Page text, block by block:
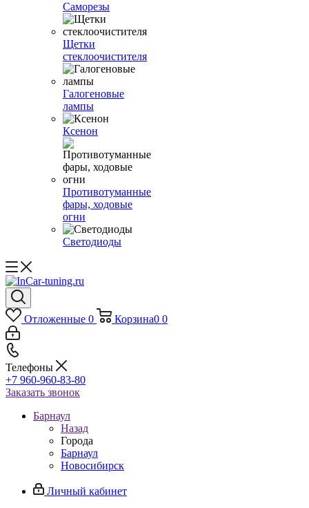
Саморезы
Щетки
стеклоочистителя
Галогеновые
лампы
Ксенон
Противотуманные
фары, ходовые
огни
Светодиоды
Отложенные 0 Корзина0 0
Телефоны
+7 960-960-83-80
Заказать звонок
Барнаул
Назад
Города
Барнаул
Новосибирск
Личный кабинет